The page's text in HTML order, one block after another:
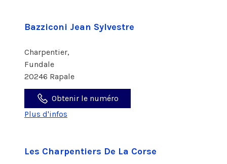
Bazziconi Jean Sylvestre
Charpentier,
Fundale
20246 Rapale
Obtenir le numéro
Plus d'infos
Les Charpentiers De La Corse